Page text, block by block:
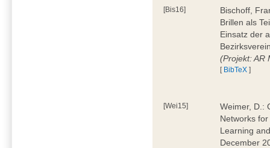
[Bis16]
Bischoff,
Brillen als
Einsatz der
(Projekt: AR
[ BibTeX ]
[Wei15]
Weimer, D.:
Networks
Learning
December